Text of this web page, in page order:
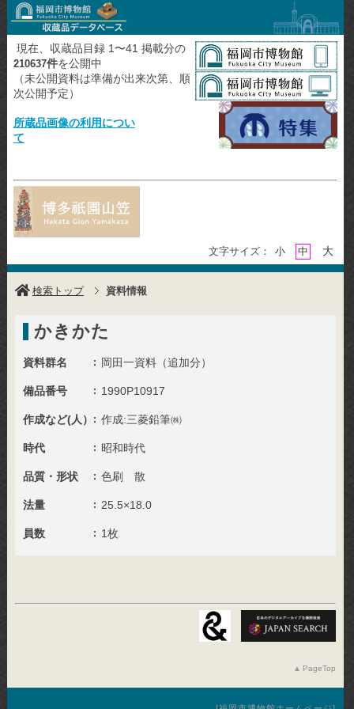
現在、収蔵品目録 1〜41 掲載分の
210637件を公開中
（未公開資料は準備が出来次第、順
次公開予定）
所蔵品画像の利用につい
て
文字サイズ： 小 中 大
検索トップ 資料情報
かきかた
資料群名 岡田一資料（追加分）
備品番号 1990P10917
作成など(人） 作成:三菱鉛筆㈱
時代 昭和時代
品質・形状 色刷 散
法量 25.5×18.0
員数 1枚
PageTop